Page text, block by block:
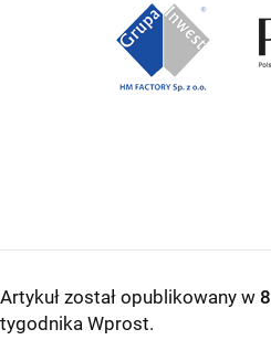
Artykuł został opublikowany w
tygodnika Wprost.